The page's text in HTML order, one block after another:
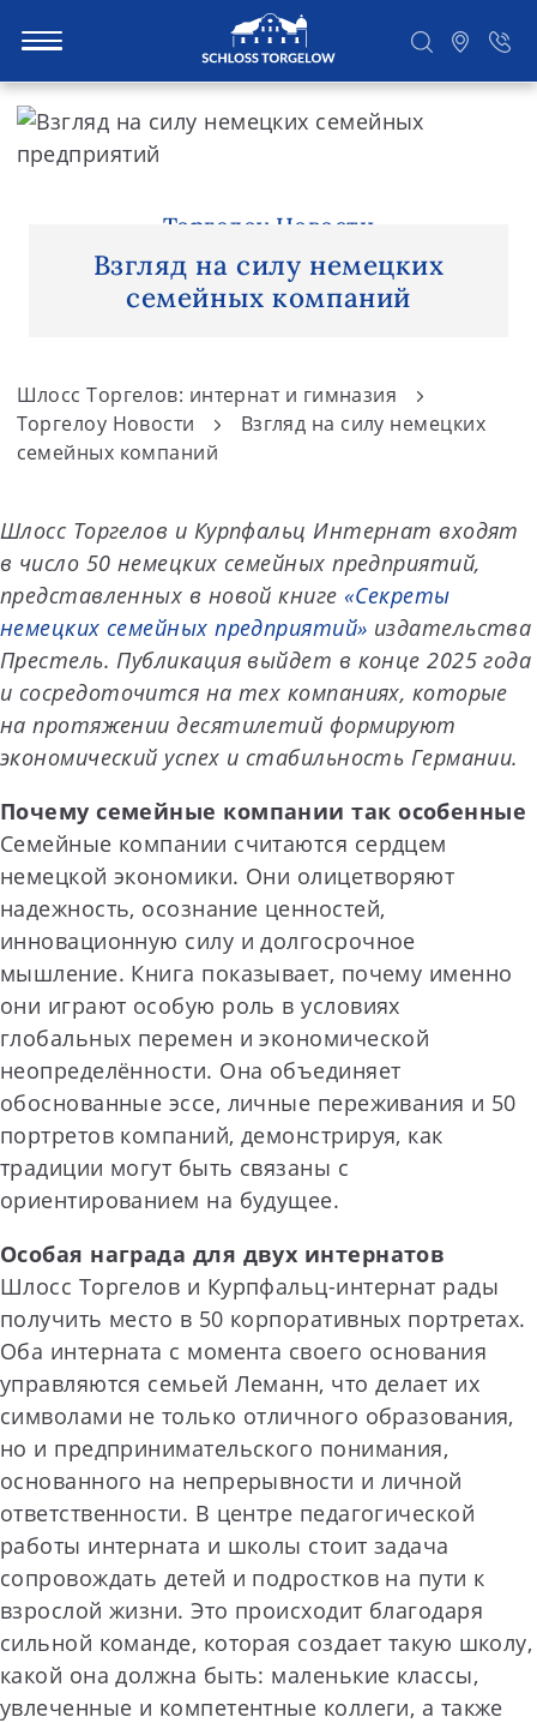
S
Торгелоу Новости
Взгляд на силу немецких
семейных компаний
Шлосс Торгелов: интернат и гимназия
Торгелоу Новости
Взгляд на силу немецких
семейных компаний
Шлосс Торгелов и Курпфальц Интернат входят
в число 50 немецких семейных предприятий,
представленных в новой книге«Секреты
немецких семейных предприятий» издательства
Престель. Публикация выйдет в конце 2025 года
и сосредоточится на тех компаниях, которые
на протяжении десятилетий формируют
экономический успех и стабильность Германии.
Почему семейные компании так особенные
Семейные компании считаются сердцем
немецкой экономики. Они олицетворяют
надежность, осознание ценностей,
инновационную силу и долгосрочное
мышление. Книга показывает, почему именно
они играют особую роль в условиях
глобальных перемен и экономической
неопределённости. Она объединяет
обоснованные эссе, личные переживания и 50
портретов компаний, демонстрируя, как
традиции могут быть связаны с
ориентированием на будущее.
Особая награда для двух интернатов
Шлосс Торгелов и Курпфальц-интернат рады
получить место в 50 корпоративных портретах.
Оба интерната с момента своего основания
управляются семьей Леманн, что делает их
символами не только отличного образования,
но и предпринимательского понимания,
основанного на непрерывности и личной
ответственности. В центре педагогической
работы интерната и школы стоит задача
сопровождать детей и подростков на пути к
взрослой жизни. Это происходит благодаря
сильной команде, которая создает такую школу,
какой она должна быть: маленькие классы,
увлеченные и компетентные коллеги, а также